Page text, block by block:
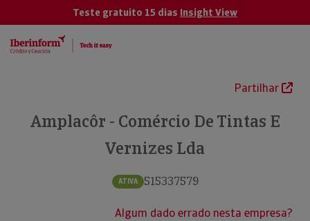
Teste gratuito 15 dias Insight View
Partilhar
Amplacôr - Comércio De Tintas E
Vernizes Lda
ATIVA 515337579
Algum dado errado nesta empresa?